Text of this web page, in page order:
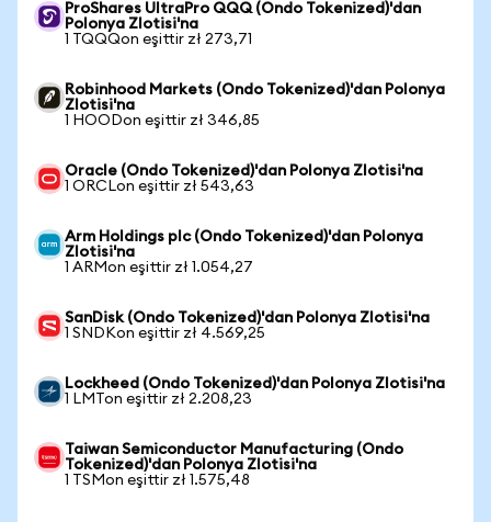
ProShares UltraPro QQQ (Ondo Tokenized)'dan
Polonya Zlotisi'na
1 TQQQon eşittir zł 273,71
Robinhood Markets (Ondo Tokenized)'dan Polonya
Zlotisi'na
1 HOODon eşittir zł 346,85
Oracle (Ondo Tokenized)'dan Polonya Zlotisi'na
1 ORCLon eşittir zł 543,63
Arm Holdings plc (Ondo Tokenized)'dan Polonya
Zlotisi'na
1 ARMon eşittir zł 1.054,27
SanDisk (Ondo Tokenized)'dan Polonya Zlotisi'na
1 SNDKon eşittir zł 4.569,25
Lockheed (Ondo Tokenized)'dan Polonya Zlotisi'na
1 LMTon eşittir zł 2.208,23
Taiwan Semiconductor Manufacturing (Ondo
Tokenized)'dan Polonya Zlotisi'na
1 TSMon eşittir zł 1.575,48